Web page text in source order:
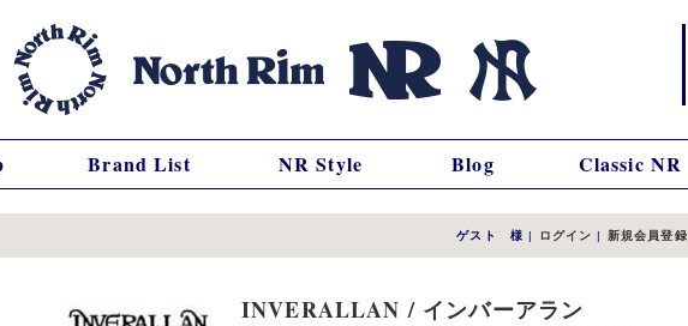
Brand List NR Style Blog Classic NR
ゲスト 様 | ログイン | 新規会員登録
INVERALLAN / インバーアラン